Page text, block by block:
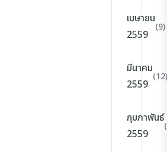
เมษายน
2559
(9)
มีนาคม
2559
(12)
กุมภาพันธ์
2559